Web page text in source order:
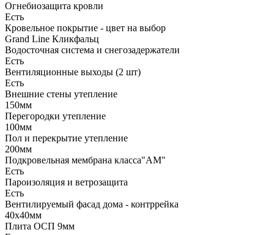
Огнебиозащита кровли
Есть
Кровельное покрытие - цвет на выбор
Grand Line Кликфальц
Водосточная система и снегозадержатели
Есть
Вентиляционные выходы (2 шт)
Есть
Внешние стены утепление
150мм
Перегородки утепление
100мм
Пол и перекрытие утепление
200мм
Подкровельная мембрана класса"АМ"
Есть
Пароизоляция и ветрозащита
Есть
Вентилируемый фасад дома - контррейка
40х40мм
Плита ОСП 9мм